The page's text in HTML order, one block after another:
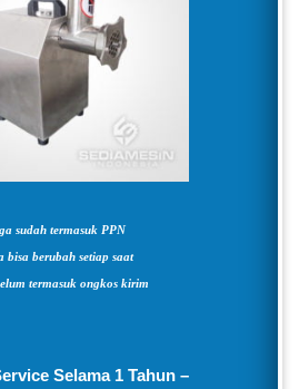
sudah termasuk PPN
bisa berubah setiap saat
termasuk ongkos kirim
Selama 1 Tahun –